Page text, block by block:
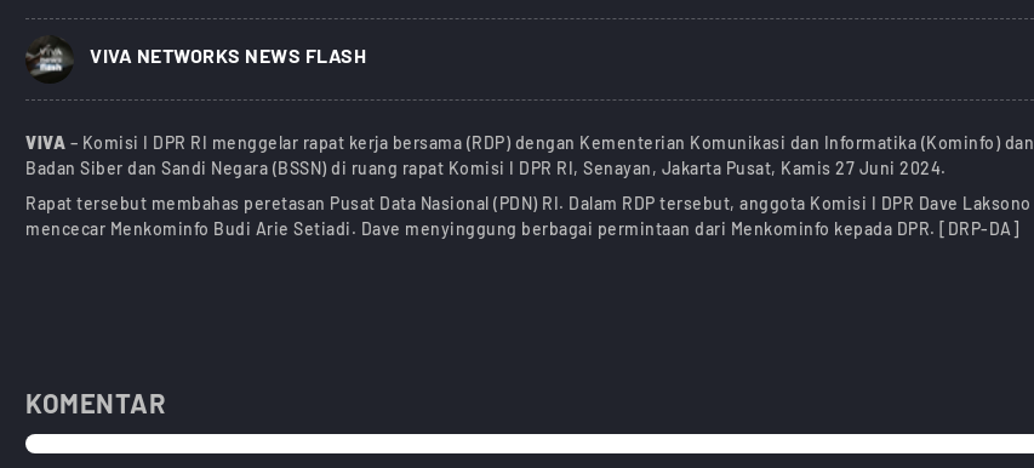
VIVA NETWORKS NEWS FLASH
VIVA – Komisi I DPR RI menggelar rapat kerja bersama (RDP) dengan Kementerian Komunikasi dan Informatika (Kominfo) dan
Badan Siber dan Sandi Negara (BSSN) di ruang rapat Komisi I DPR RI, Senayan, Jakarta Pusat, Kamis 27 Juni 2024.
Rapat tersebut membahas peretasan Pusat Data Nasional (PDN) RI. Dalam RDP tersebut, anggota Komisi I DPR Dave Laksono
mencecar Menkominfo Budi Arie Setiadi. Dave menyinggung berbagai permintaan dari Menkominfo kepada DPR. [DRP-DA]
KOMENTAR